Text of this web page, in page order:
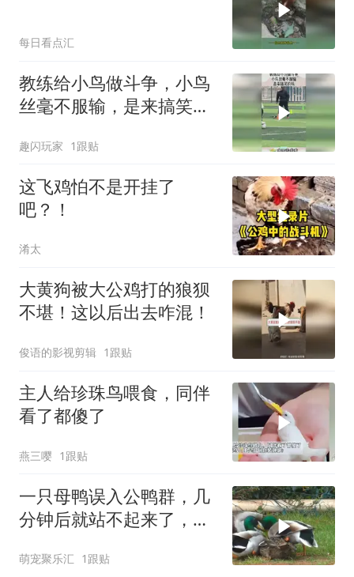
每日看点汇
教练给小鸟做斗争，小鸟
丝毫不服输，是来搞笑的
趣闪玩家 1跟贴
这飞鸡怕不是开挂了
吧？！
淆太
大黄狗被大公鸡打的狼狈
不堪！这以后出去咋混！
俊语的影视剪辑 1跟贴
主人给珍珠鸟喂食，同伴
看了都傻了
燕三嘤 1跟贴
一只母鸭误入公鸭群，几
分钟后就站不起来了，看
萌宠聚乐汇 1跟贴